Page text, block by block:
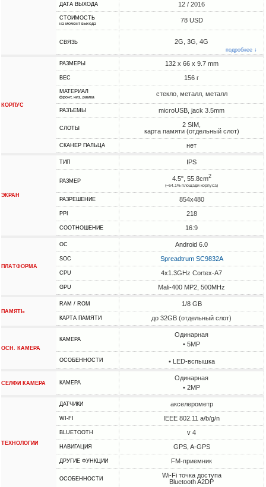
ДАТА ВЫХОДА 12 / 2016
СТОИМОСТЬ
на момент выхода 78 USD
СВЯЗЬ 2G, 3G, 4G
подробнее ↓
КОРПУС
РАЗМЕРЫ 132 x 66 x 9.7 mm
ВЕС 156 г
МАТЕРИАЛ
фронт, низ, рамка стекло, металл, металл
РАЗЪЕМЫ microUSB, jack 3.5mm
СЛОТЫ
2 SIM,
карта памяти (отдельный слот)
СКАНЕР ПАЛЬЦА нет
ЭКРАН
ТИП IPS
РАЗМЕР 4.5", 55.8cm2
(~64.1% площади корпуса)
РАЗРЕШЕНИЕ 854x480
PPI 218
СООТНОШЕНИЕ 16:9
ПЛАТФОРМА
ОС Android 6.0
SOC Spreadtrum SC9832A
CPU 4x1.3GHz Cortex-A7
GPU Mali-400 MP2, 500MHz
ПАМЯТЬ
RAM / ROM 1/8 GB
КАРТА ПАМЯТИ до 32GB (отдельный слот)
ОСН. КАМЕРА
КАМЕРА
Одинарная
• 5MP
ОСОБЕННОСТИ • LED-вспышка
СЕЛФИ КАМЕРА КАМЕРА
Одинарная
• 2MP
ТЕХНОЛОГИИ
ДАТЧИКИ акселерометр
WI-FI IEEE 802.11 a/b/g/n
BLUETOOTH v 4
НАВИГАЦИЯ GPS, A-GPS
ДРУГИЕ ФУНКЦИИ FM-приемник
ОСОБЕННОСТИ
Wi-Fi точка доступа
Bluetooth A2DP